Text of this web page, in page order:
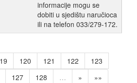
informacije mogu se
dobiti u sjedištu naručioca
ili na telefon 033/279-172.
120 121 122
123
127 128 … » »»